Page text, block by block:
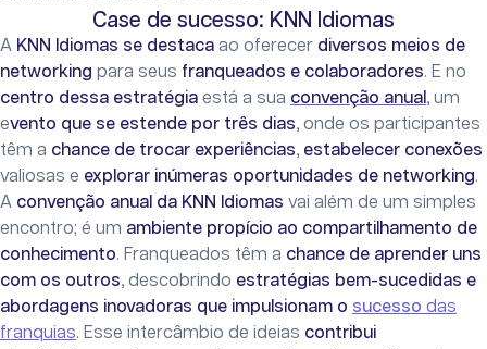
Case de sucesso: KNN Idiomas
A KNN Idiomas se destaca ao oferecer diversos meios de
networking para seus franqueados e colaboradores. E no
centro dessa estratégia está a sua convenção anual , um
evento que se estende por três dias, onde os participantes
têm a chance de trocar experiências, estabelecer conexões
valiosas e explorar inúmeras oportunidades de networking.
A convenção anual da KNN Idiomas vai além de um simples
encontro; é um ambiente propício ao compartilhamento de
conhecimento. Franqueados têm a chance de aprender uns
com os outros, descobrindo estratégias bem-sucedidas e
abordagens inovadoras que impulsionam o sucesso das
franquias. Esse intercâmbio de ideias contribui